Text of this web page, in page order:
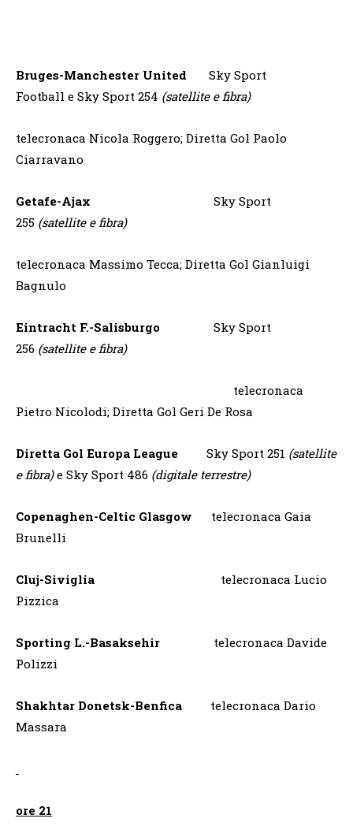
Bruges-Manchester United Sky Sport
Football e Sky Sport 254 (satellite e fibra)
telecronaca Nicola Roggero; Diretta Gol Paolo
Ciarravano
Getafe-Ajax Sky Sport
255 (satellite e fibra)
telecronaca Massimo Tecca; Diretta Gol Gianluigi
Bagnulo
Eintracht F.-Salisburgo Sky Sport
256 (satellite e fibra)
telecronaca
Pietro Nicolodi; Diretta Gol Geri De Rosa
Diretta Gol Europa League Sky Sport 251 (satellite
e fibra)e Sky Sport 486 (digitale terrestre)
Copenaghen-Celtic Glasgow telecronaca Gaia
Brunelli
Cluj-Siviglia telecronaca Lucio
Pizzica
Sporting L.-Basaksehir
telecronaca Davide
Polizzi
Shakhtar Donetsk-Benfica telecronaca Dario
Massara
ore 21